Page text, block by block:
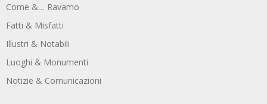
Come &… Ravamo
Fatti & Misfatti
Illustri & Notabili
Luoghi & Monumenti
Notizie & Comunicazioni